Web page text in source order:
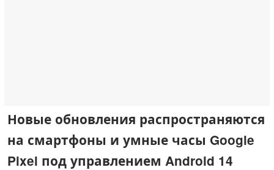
Новые обновления распространяются
на смартфоны и умные часы Google
Pixel под управлением Android 14